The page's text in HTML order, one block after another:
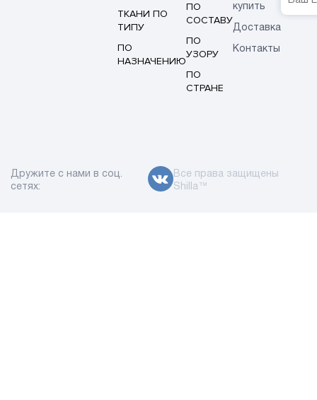
ТКАНИ ПО
ТИПУ
ПО
НАЗНАЧЕНИЮ
ПО
СОСТАВУ
ПО
УЗОРУ
ПО
СТРАНЕ
купить
Доставка
Контакты
Дружите с нами в соц.
сетях:
Все права защищены
Shilla™